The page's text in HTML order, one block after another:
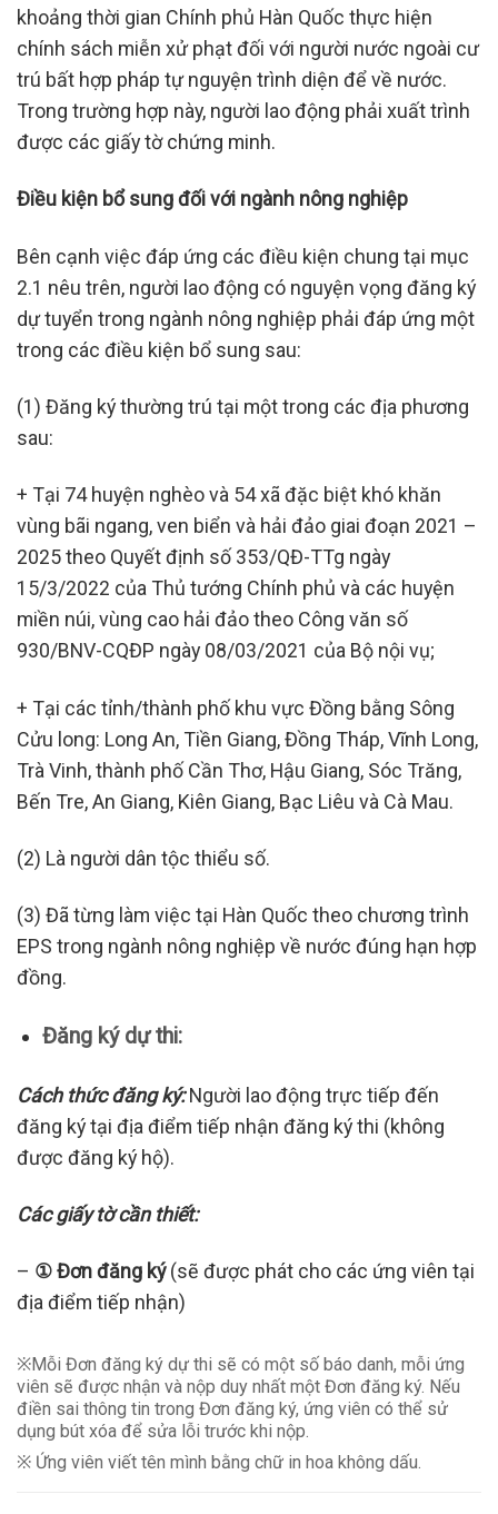
khoảng thời gian Chính phủ Hàn Quốc thực hiện
chính sách miễn xử phạt đối với người nước ngoài cư
trú bất hợp pháp tự nguyện trình diện để về nước.
Trong trường hợp này, người lao động phải xuất trình
được các giấy tờ chứng minh.
Điều kiện bổ sung đối với ngành nông nghiệp
Bên cạnh việc đáp ứng các điều kiện chung tại mục
2.1 nêu trên, người lao động có nguyện vọng đăng ký
dự tuyển trong ngành nông nghiệp phải đáp ứng một
trong các điều kiện bổ sung sau:
(1) Đăng ký thường trú tại một trong các địa phương
sau:
+ Tại 74 huyện nghèo và 54 xã đặc biệt khó khăn
vùng bãi ngang, ven biển và hải đảo giai đoạn 2021 –
2025 theo Quyết định số 353/QĐ-TTg ngày
15/3/2022 của Thủ tướng Chính phủ và các huyện
miền núi, vùng cao hải đảo theo Công văn số
930/BNV-CQĐP ngày 08/03/2021 của Bộ nội vụ;
+ Tại các tỉnh/thành phố khu vực Đồng bằng Sông
Cửu long: Long An, Tiền Giang, Đồng Tháp, Vĩnh Long,
Trà Vinh, thành phố Cần Thơ, Hậu Giang, Sóc Trăng,
Bến Tre, An Giang, Kiên Giang, Bạc Liêu và Cà Mau.
(2) Là người dân tộc thiểu số.
(3) Đã từng làm việc tại Hàn Quốc theo chương trình
EPS trong ngành nông nghiệp về nước đúng hạn hợp
đồng.
Đăng ký dự thi:
Cách thức đăng ký:Người lao động trực tiếp đến
đăng ký tại địa điểm tiếp nhận đăng ký thi (không
được đăng ký hộ).
Các giấy tờ cần thiết:
– ①Đơn đăng ký(sẽ được phát cho các ứng viên tại
địa điểm tiếp nhận)
※Mỗi Đơn đăng ký dự thi sẽ có một số báo danh, mỗi ứng
viên sẽ được nhận và nộp duy nhất một Đơn đăng ký. Nếu
điền sai thông tin trong Đơn đăng ký, ứng viên có thể sử
dụng bút xóa để sửa lỗi trước khi nộp.
※ Ứng viên viết tên mình bằng chữ in hoa không dấu.